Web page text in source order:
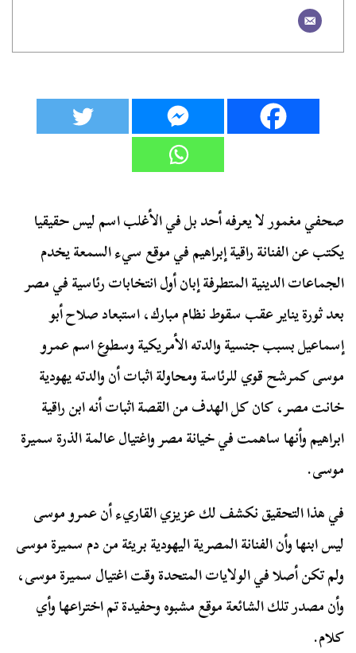
صحفي مغمور لا يعرفه أحد بل في الأغلب اسم ليس حقيقيا
يكتب عن الفنانة راقية إبراهيم في موقع سيء السمعة يخدم
الجماعات الدينية المتطرفة إبان أول انتخابات رئاسية في مصر
بعد ثورة يناير عقب سقوط نظام مبارك، استبعاد صلاح أبو
إسماعيل بسبب جنسية والدته الأمريكية وسطوع اسم عمرو
موسى كمرشح قوي للرئاسة ومحاولة اثبات أن والدته يهودية
خانت مصر، كان كل الهدف من القصة اثبات أنه ابن راقية
ابراهيم وأنها ساهمت في خيانة مصر واغتيال عالمة الذرة سميرة
موسى.
في هذا التحقيق نكشف لك عزيزي القاريء أن عمرو موسى
ليس ابنها وأن الفنانة المصرية اليهودية بريئة من دم سميرة موسى
ولم تكن أصلا في الولايات المتحدة وقت اغتيال سميرة موسى،
وأن مصدر تلك الشائعة موقع مشبوه وحفيدة تم اختراعها وأي
كلام.